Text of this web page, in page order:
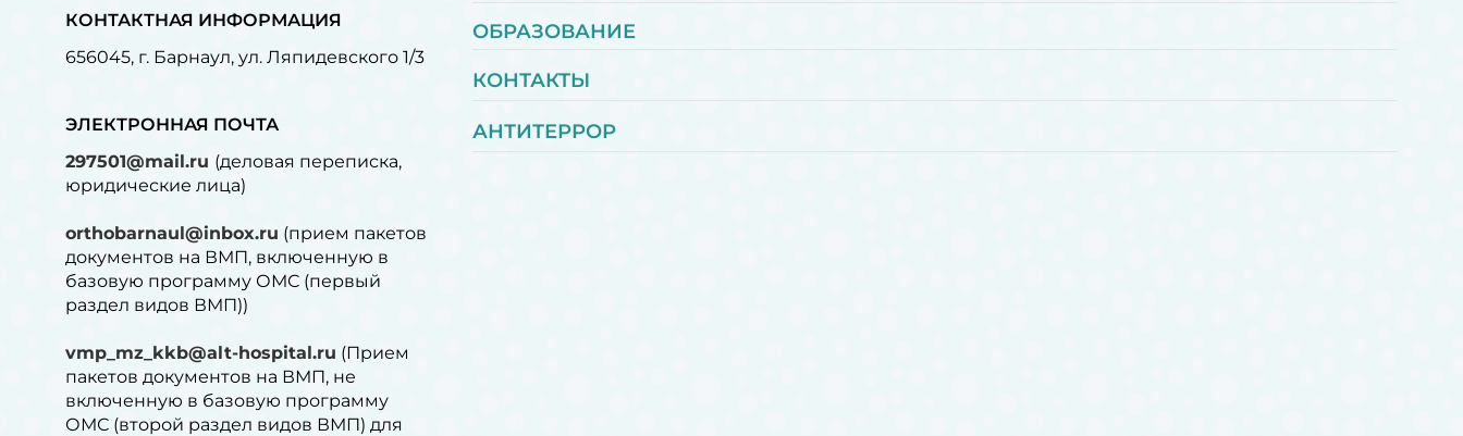
КОНТАКТНАЯ ИНФОРМАЦИЯ
656045, г. Барнаул, ул. Ляпидевского 1/3
ЭЛЕКТРОННАЯ ПОЧТА
297501@mail.ru (деловая переписка,
юридические лица)
orthobarnaul@inbox.ru (прием пакетов
документов на ВМП, включенную в
базовую программу ОМС (первый
раздел видов ВМП))
vmp_mz_kkb@alt-hospital.ru (Прием
пакетов документов на ВМП, не
включенную в базовую программу
ОМС (второй раздел видов ВМП) для
ОБРАЗОВАНИЕ
КОНТАКТЫ
АНТИТЕРРОР